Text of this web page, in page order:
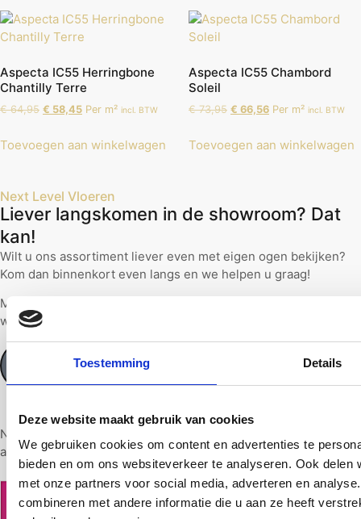
Toestemming Details
Deze website maakt gebruik van cookies
We gebruiken cookies om content en advertenties te
bieden en om ons websiteverkeer te analyseren. Ook
met onze partners voor social media, adverteren en
combineren met andere informatie die u aan ze heeft
Aspecta IC55 Herringbone
Chantilly Terre
€64,95 € 58,45 Per m² incl. BTW
Toevoegen aan winkelwagen
Aspecta IC55 Chambord
Soleil
€73,95 € 66,56 Per m² incl. BTW
Toevoegen aan winkelwagen
Next Level Vloeren
Liever langskomen in de showroom? Dat
kan!
Wilt u ons assortiment liever even met eigen ogen bekijken?
Kom dan binnenkort even langs en we helpen u graag!
Maak via de onderstaande knop snel een afspraak, dan zorgen
wij ervoor dat de koffie klaarstaat.
Maak een afspraak
Next Level vloeren heeft al 15 jaar ervaring in het leveren en
aanleggen van top-kwaliteit vloeren.